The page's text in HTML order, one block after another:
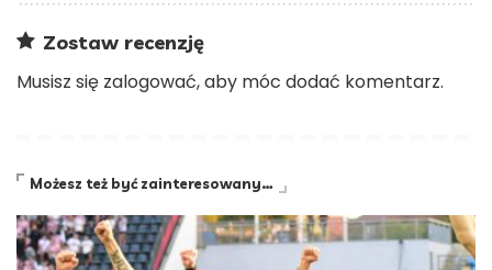
Zostaw recenzję
Musisz się zalogować, aby móc dodać komentarz.
Możesz też być zainteresowany…